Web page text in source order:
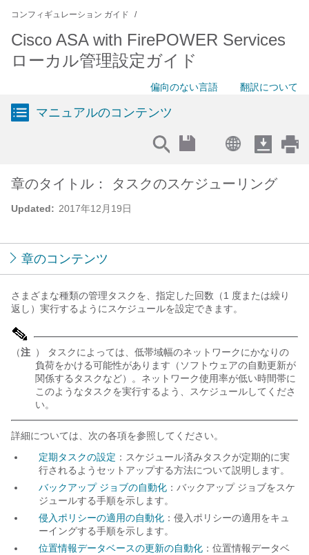
コンフィギュレーション ガイド
Cisco ASA with FirePOWER Services
ローカル管理設定ガイド
偏向のない言語 翻訳について
マニュアルのコンテンツ
Updated: 2017年12月19日
章のタイトル： タスクのスケジューリング
章のコンテンツ
さまざまな種類の管理タスクを、指定した回数（1 度または繰り
返し）実行するようにスケジュールを設定できます。
（注 ） タスクによっては、低帯域幅のネットワークにかなりの
負荷をかける可能性があります（ソフトウェアの自動更新が
関係するタスクなど）。ネットワーク使用率が低い時間帯に
このようなタスクを実行するよう、スケジュールしてくださ
い。
詳細については、次の各項を参照してください。
定期タスクの設定 ：スケジュール済みタスクが定期的に実
行されるようセットアップする方法について説明します。
バックアップ ジョブの自動化 ：バックアップ ジョブをスケ
ジュールする手順を示します。
侵入ポリシーの適用の自動化 ：侵入ポリシーの適用をキュ
ーイングする手順を示します。
位置情報データベースの更新の自動化 ：位置情報データベ